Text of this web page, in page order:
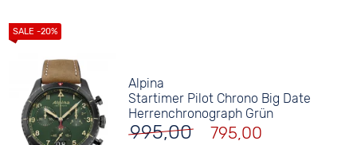
Alpina
Startimer Pilot Chrono Big Date
Herrenchronograph Grün
995,00 795,00